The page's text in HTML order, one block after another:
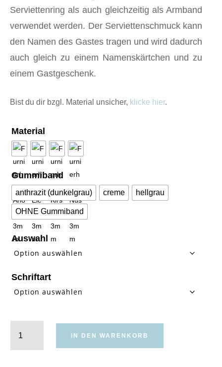
Serviettenring als auch gleichzeitig als Armband
verwendet werden. Der Serviettenschmuck kann
den Namen des Gastes tragen und wird dadurch
auch gleich zu einem Namenskärtchen und zu
einem Gastgeschenk.
Bist du dir bzgl. Material unsicher, klicke hier.
Material
Gummiband
anthrazit (dunkelgrau) creme hellgrau
OHNE Gummiband
Auswahl
Schriftart
Serviettenring
Armband
Menge
IN DEN WARENKORB